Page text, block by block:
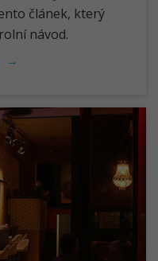
článek, který
návod.
arrow_right_alt